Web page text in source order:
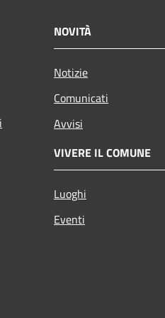
NOVITÀ
Notizie
Comunicati
Avvisi
VIVERE IL COMUNE
Luoghi
Eventi